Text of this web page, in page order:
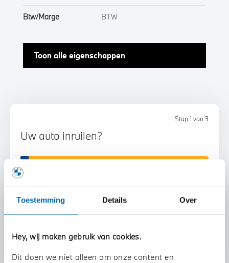
Toestemming Details Over
Hey, wij maken gebruik van cookies.
Dit doen we niet alleen om onze content en
Stap 1 van 3
Uw auto inruilen?
Voorstel aanvragen
Btw/Marge BTW
Toon alle eigenschappen